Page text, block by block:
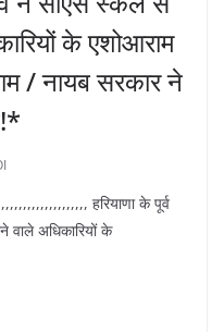
के एशोआराम
/ नायब सरकार ने
हरियाणा के पूर्व
वाले अधिकारियों के